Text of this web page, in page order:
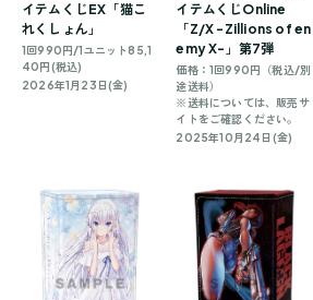
イテムくじEX「猫こ
れくしょん」
1回990円/1ユニット85,1
40円(税込)
2026年1月23日(金)
イテムくじOnline
「Z/X -Zillions of en
emy X-」第7弾
価格：1回990円（税込/別
途送料）
※送料については、販売サ
イトをご確認ください。
2025年10月24日(金)